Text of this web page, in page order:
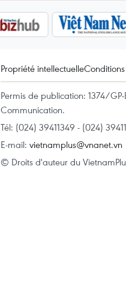
Propriété intellectuelle
Permis de publication: 1374/
Communication.
Tél: (024) 39411349 - (024)
E-mail: vietnamplus@vnanet.vn
© Droits d'auteur du